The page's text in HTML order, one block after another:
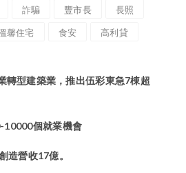
詐騙 豐市長 長照
馨住宅 食安 高利貸
轉型建築業，推出伍彩東急7棟超
10000個就業機會
造營收17億。